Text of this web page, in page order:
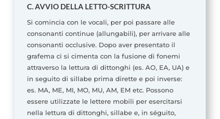
C. AVVIO DELLA LETTO-SCRITTURA
Si comincia con le vocali, per poi passare alle
consonanti continue (allungabili), per arrivare alle
consonanti occlusive. Dopo aver presentato il
grafema ci si cimenta con la fusione di fonemi
attraverso la lettura di dittonghi (es. AO, EA, UA) e
in seguito di sillabe prima dirette e poi inverse:
es. MA, ME, MI, MO, MU, AM, EM etc. Possono
essere utilizzate le lettere mobili per esercitarsi
nella lettura di dittonghi, sillabe e, in séguito,